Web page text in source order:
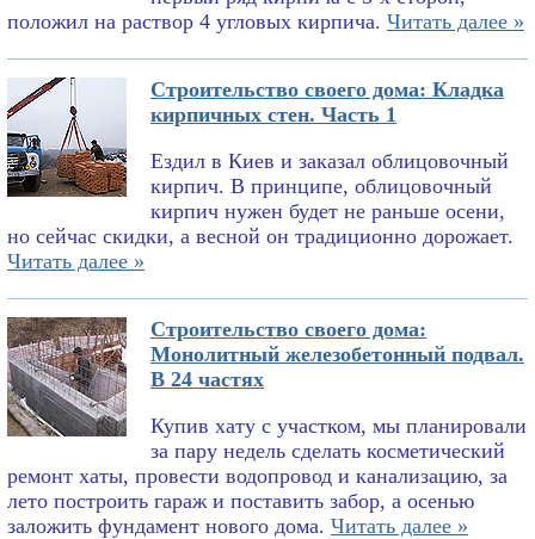
положил на раствор 4 угловых кирпича. Читать далее »
Строительство своего дома: Кладка
кирпичных стен. Часть 1
Ездил в Киев и заказал облицовочный
кирпич. В принципе, облицовочный
кирпич нужен будет не раньше осени,
но сейчас скидки, а весной он традиционно дорожает.
Читать далее »
Строительство своего дома:
Монолитный железобетонный подвал.
В 24 частях
Купив хату с участком, мы планировали
за пару недель сделать косметический
ремонт хаты, провести водопровод и канализацию, за
лето построить гараж и поставить забор, а осенью
заложить фундамент нового дома. Читать далее »